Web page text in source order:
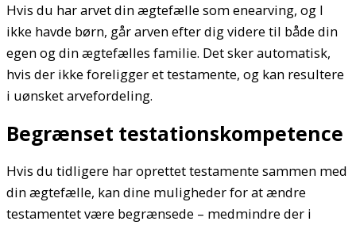
Hvis du har arvet din ægtefælle som enearving, og I
ikke havde børn, går arven efter dig videre til både din
egen og din ægtefælles familie. Det sker automatisk,
hvis der ikke foreligger et testamente, og kan resultere
i uønsket arvefordeling.
Begrænset testationskompetence
Hvis du tidligere har oprettet testamente sammen med
din ægtefælle, kan dine muligheder for at ændre
testamentet være begrænsede – medmindre der i